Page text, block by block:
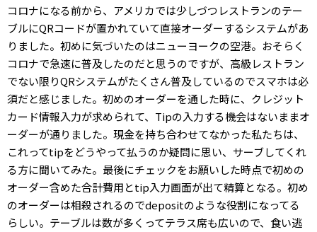
コロナになる前から、アメリカでは少しづつレストランのテー
ブルにQRコードが置かれていて直接オーダーするシステムがあ
りました。初めに気づいたのはニューヨークの空港。おそらく
コロナで急速に普及したのだと思うのですが、高級レストラン
でない限りQRシステムがたくさん普及しているのでスマホは必
須だと感じました。初めのオーダーを通した時に、クレジット
カード情報入力が求められて、Tipの入力する機会はないままオ
ーダーが通りました。現金を持ち合わせてなかった私たちは、
これってtipをどうやって払うのか疑問に思い、サーブしてくれ
る方に聞いてみた。最後にチェックをお願いした時点で初めの
オーダー含めた合計費用とtip入力画面が出て精算となる。初め
のオーダーは相殺されるのでdepositのような役割になってる
らしい。テーブルは数が多くってテラス席も広いので、食い逃